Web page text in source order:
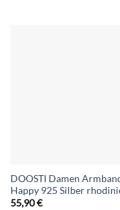
DOOSTI Damen
Happy 925 Silber
55,90€